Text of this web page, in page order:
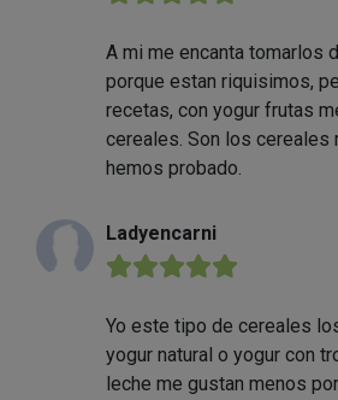
A mi me encanta tomarlos
porque estan riquisimos,
recetas, con yogur frutas
cereales. Son los cereales
hemos probado.
Ladyencarni
★★★★★
Yo este tipo de cereales
yogur natural o yogur con
leche me gustan menos